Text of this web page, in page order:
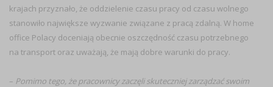
krajach przyznało, że oddzielenie czasu pracy od czasu wolnego
stanowiło największe wyzwanie związane z pracą zdalną. W home
office Polacy doceniają obecnie oszczędność czasu potrzebnego
na transport oraz uważają, że mają dobre warunki do pracy.
– Pomimo tego, że pracownicy zaczęli skuteczniej zarządzać swoim